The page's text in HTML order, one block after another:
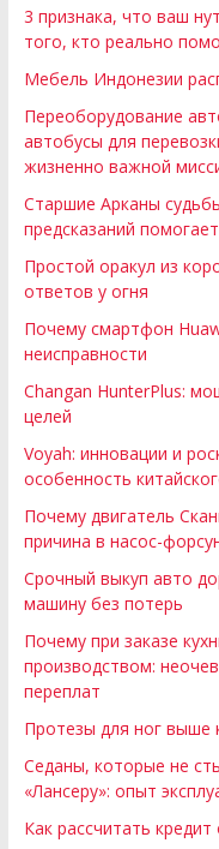
3 признака, что ваш
того, кто реально
Мебель Индонезии
Переоборудование
автобусы для
жизненно важной
Старшие Арканы
предсказаний
Простой оракул из
ответов у огня
Почему смартфон
неисправности
Changan HunterPlus:
целей
Voyah: инновации и
особенность
Почему двигатель
причина в насос-
Срочный выкуп авто
машину без потерь
Почему при заказе
производством:
переплат
Протезы для ног выше
Седаны, которые не
«Лансеру»: опыт
Как рассчитать